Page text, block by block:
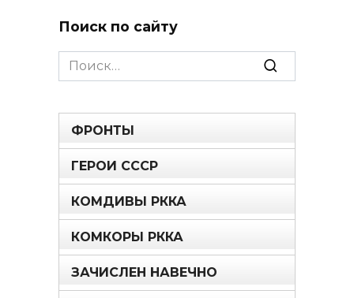
Поиск по сайту
Search
for:
ФРОНТЫ
ГЕРОИ СССР
КОМДИВЫ РККА
КОМКОРЫ РККА
ЗАЧИСЛЕН НАВЕЧНО